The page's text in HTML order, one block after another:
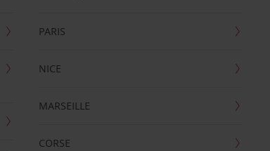
PARIS
NICE
MARSEILLE
CORSE